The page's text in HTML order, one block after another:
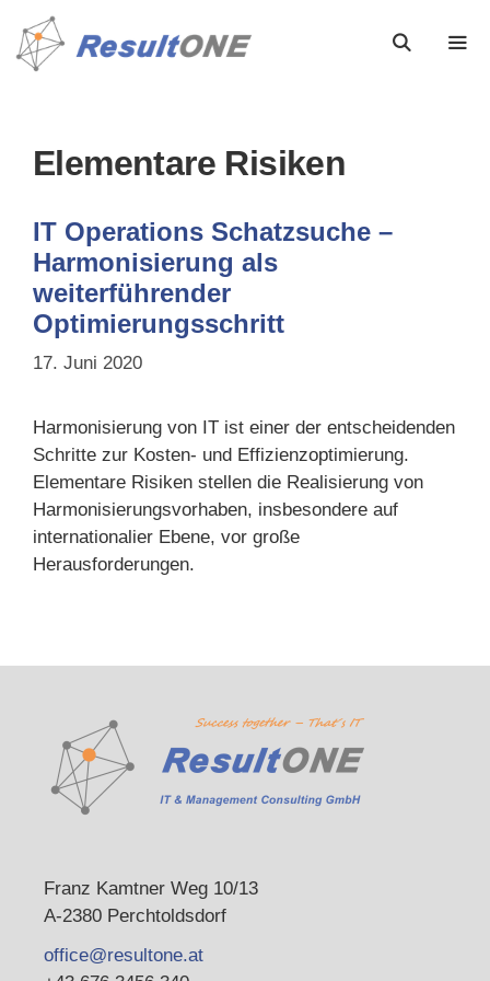
Elementare Risiken
IT Operations Schatzsuche –
Harmonisierung als
weiterführender
Optimierungsschritt
17. Juni 2020
Harmonisierung von IT ist einer der entscheidenden
Schritte zur Kosten- und Effizienzoptimierung.
Elementare Risiken stellen die Realisierung von
Harmonisierungsvorhaben, insbesondere auf
internationalier Ebene, vor große
Herausforderungen.
Franz Kamtner Weg 10/13
A-2380 Perchtoldsdorf
office@resultone.at